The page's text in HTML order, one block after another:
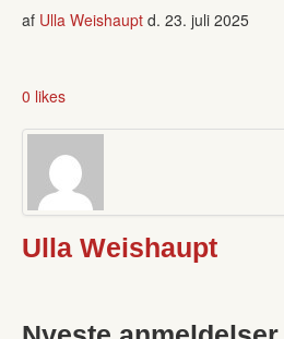
af Ulla Weishaupt d. 23. juli 2025
0 likes
Ulla Weishaupt